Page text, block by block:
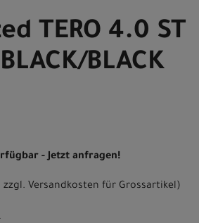
TERO 4.0 ST
BLACK
- Jetzt anfragen!
zzgl. Versandkosten für Grossartikel)